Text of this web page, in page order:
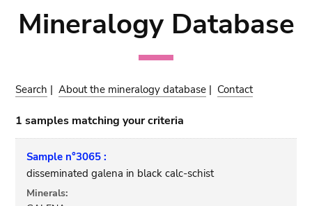
Mineralogy Database
Search |About the mineralogy database | Contact
1 samples matching your criteria
Sample n°3065 :
disseminated galena in black calc-schist
Minerals: